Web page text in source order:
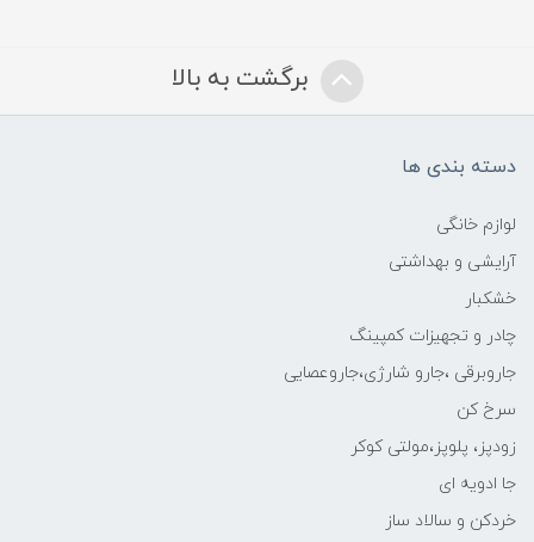
برگشت به بالا
دسته بندی ها
لوازم خانگی
آرایشی و بهداشتی
خشکبار
چادر و تجهیزات کمپینگ
جاروبرقی ،جارو شارژی،جاروعصایی
سرخ کن
زودپز، پلوپز،مولتی کوکر
جا ادویه ای
خردکن و سالاد ساز